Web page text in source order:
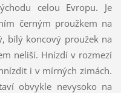
celou Evropu. Je
černým proužkem na
bílý koncový proužek na
neliší. Hnízdí v rozmezí
i v mírných zimách.
obvykle nevysoko na